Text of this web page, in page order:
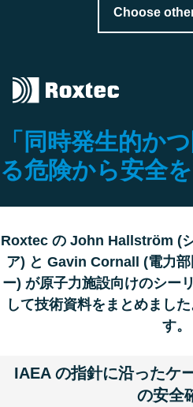
Choose
「同時発生的か
る危険から安全を
Roxtec の John Hallström (
ア) と Gavin Cornall (電力
ー) が原子力施設向けのシー
して技術資料をまとめまし
す。
IAEA の指針に沿ったケ
の安全